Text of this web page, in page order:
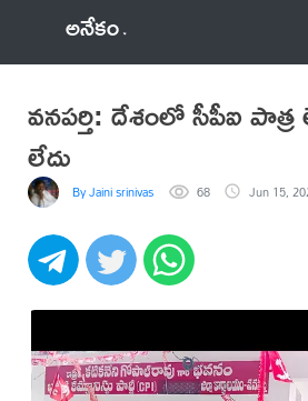
అనేకం
వనపర్తి: దేశంలో సీపీఐ
లేదు
By Jaini srinivas 68 Jun 15,